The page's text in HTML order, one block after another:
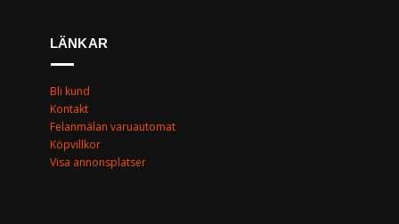
LÄNKAR
Bli kund
Kontakt
Felanmälan varuautomat
Köpvillkor
Visa annonsplatser